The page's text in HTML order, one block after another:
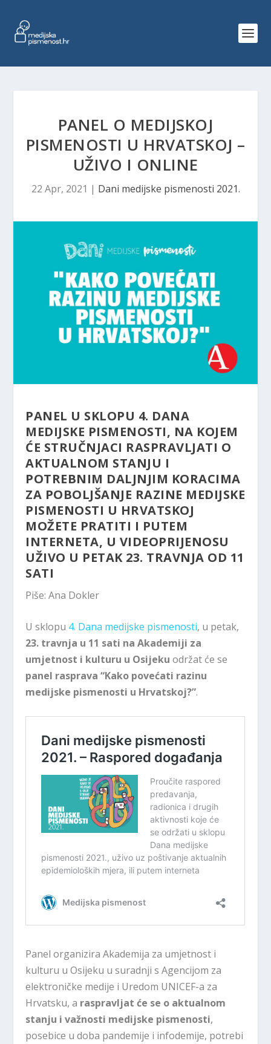
PANEL O MEDIJSKOJ
PISMENOSTI U HRVATSKOJ –
UŽIVO I ONLINE
22 Apr, 2021 | Dani medijske pismenosti 2021.
PANEL U SKLOPU 4. DANA
MEDIJSKE PISMENOSTI, NA KOJEM
ĆE STRUČNJACI RASPRAVLJATI O
AKTUALNOM STANJU I
POTREBNIM DALJNJIM KORACIMA
ZA POBOLJŠANJE RAZINE MEDIJSKE
PISMENOSTI U HRVATSKOJ
MOŽETE PRATITI I PUTEM
INTERNETA, U VIDEOPRIJENOSU
UŽIVO U PETAK 23. TRAVNJA OD 11
SATI
Piše: Ana Dokler
U sklopu 4. Dana medijske pismenosti, u petak,
23. travnja u 11 sati na Akademiji za
umjetnost i kulturu u Osijeku održat će se
panel rasprava “Kako povećati razinu
medijske pismenosti u Hrvatskoj?”.
Panel organizira Akademija za umjetnost i
kulturu u Osijeku u suradnji s Agencijom za
elektroničke medije i Uredom UNICEF-a za
Hrvatsku, a raspravljat će se o aktualnom
stanju i važnosti medijske pismenosti,
posebice u doba pandemije i infodemije, potrebi